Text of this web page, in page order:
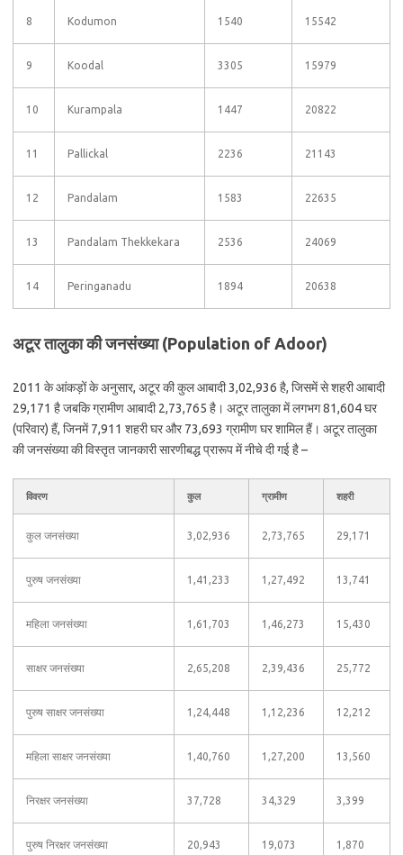
8 Kodumon 1540 15542
9 Koodal 3305 15979
10 Kurampala 1447 20822
11 Pallickal 2236 21143
12 Pandalam 1583 22635
13 Pandalam Thekkekara 2536 24069
14 Peringanadu 1894 20638
अटूर तालुका की जनसंख्या (Population of Adoor)
2011 के आंकड़ों के अनुसार, अटूर की कुल आबादी 3,02,936 है, जिसमें से शहरी आबादी
29,171 है जबकि ग्रामीण आबादी 2,73,765 है। अटूर तालुका में लगभग 81,604 घर
(परिवार) हैं, जिनमें 7,911 शहरी घर और 73,693 ग्रामीण घर शामिल हैं। अटूर तालुका
की जनसंख्या की विस्तृत जानकारी सारणीबद्ध प्रारूप में नीचे दी गई है –
विवरण कुल ग्रामीण शहरी
कुल जनसंख्या 3,02,936 2,73,765 29,171
पुरुष जनसंख्या 1,41,233 1,27,492 13,741
महिला जनसंख्या 1,61,703 1,46,273 15,430
साक्षर जनसंख्या 2,65,208 2,39,436 25,772
पुरुष साक्षर जनसंख्या 1,24,448 1,12,236 12,212
महिला साक्षर जनसंख्या 1,40,760 1,27,200 13,560
निरक्षर जनसंख्या 37,728 34,329 3,399
पुरुष निरक्षर जनसंख्या 20,943 19,073 1,870